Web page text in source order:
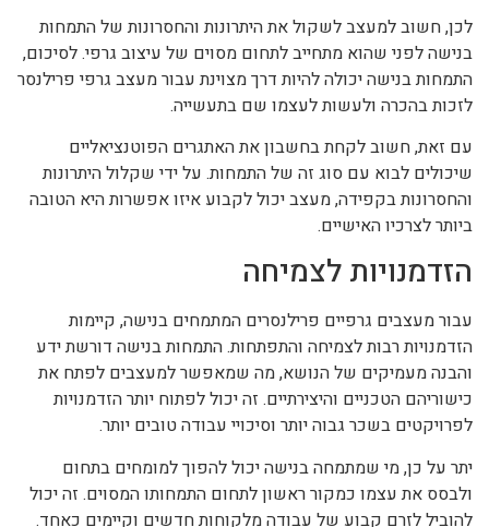
לכן, חשוב למעצב לשקול את היתרונות והחסרונות של התמחות
בנישה לפני שהוא מתחייב לתחום מסוים של עיצוב גרפי. לסיכום,
התמחות בנישה יכולה להיות דרך מצוינת עבור מעצב גרפי פרילנסר
לזכות בהכרה ולעשות לעצמו שם בתעשייה.
עם זאת, חשוב לקחת בחשבון את האתגרים הפוטנציאליים
שיכולים לבוא עם סוג זה של התמחות. על ידי שקלול היתרונות
והחסרונות בקפידה, מעצב יכול לקבוע איזו אפשרות היא הטובה
ביותר לצרכיו האישיים.
הזדמנויות לצמיחה
עבור מעצבים גרפיים פרילנסרים המתמחים בנישה, קיימות
הזדמנויות רבות לצמיחה והתפתחות. התמחות בנישה דורשת ידע
והבנה מעמיקים של הנושא, מה שמאפשר למעצבים לפתח את
כישוריהם הטכניים והיצירתיים. זה יכול לפתוח יותר הזדמנויות
לפרויקטים בשכר גבוה יותר וסיכויי עבודה טובים יותר.
יתר על כן, מי שמתמחה בנישה יכול להפוך למומחים בתחום
ולבסס את עצמו כמקור ראשון לתחום התמחותו המסוים. זה יכול
להוביל לזרם קבוע של עבודה מלקוחות חדשים וקיימים כאחד.